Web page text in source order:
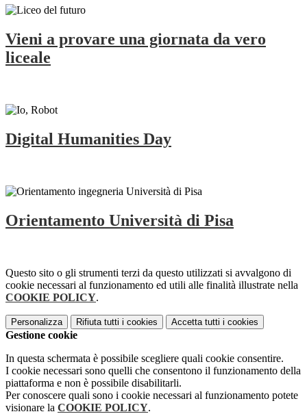
Vieni a provare una giornata da vero
liceale
Digital Humanities Day
Orientamento Università di Pisa
Questo sito o gli strumenti terzi da questo utilizzati si avvalgono di
cookie necessari al funzionamento ed utili alle finalità illustrate nella
COOKIE POLICY.
Personalizza Rifiuta tutti i cookies Accetta tutti i cookies
Gestione cookie
In questa schermata è possibile scegliere quali cookie consentire.
I cookie necessari sono quelli che consentono il funzionamento della
piattaforma e non è possibile disabilitarli.
Per conoscere quali sono i cookie necessari al funzionamento potete
visionare la COOKIE POLICY.